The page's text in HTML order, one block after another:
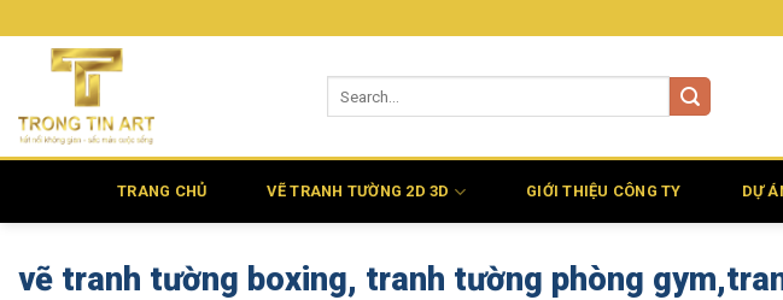
qua
TRANG CHỦ VẼ TRANH TƯỜNG 2D 3D GIỚI THIỆU CÔNG TY DỰ
vẽ tranh tường boxing, tranh tường phòng